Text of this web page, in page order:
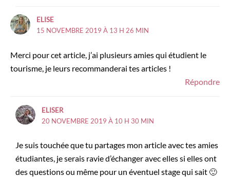
ELISE
15 NOVEMBRE 2019 À 13 H 26 MIN
Merci pour cet article, j’ai plusieurs amies qui étudient le
tourisme, je leurs recommanderai tes articles !
Répondre
ELISER
20 NOVEMBRE 2019 À 10 H 30 MIN
Je suis touchée que tu partages mon article avec tes amies
étudiantes, je serais ravie d’échanger avec elles si elles ont
des questions ou même pour un éventuel stage qui sait 🙂